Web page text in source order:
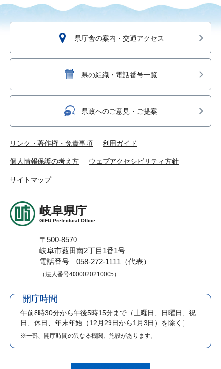
県庁舎の案内・交通アクセス
県の組織・電話番号一覧
県政へのご意見・ご提案
リンク・著作権・免責事項 利用ガイド
個人情報保護の考え方 ウェブアクセシビリティ方針
サイトマップ
岐阜県庁
GIFU Prefectural Office
〒500-8570
岐阜市薮田南2丁目1番1号
電話番号 058-272-1111（代表）
（法人番号4000020210005）
開庁時間
午前8時30分から午後5時15分まで （土曜日、日曜日、祝
日、休日、年末年始（12月29日から1月3日）を除く）
※一部、開庁時間の異なる機関、施設があります。